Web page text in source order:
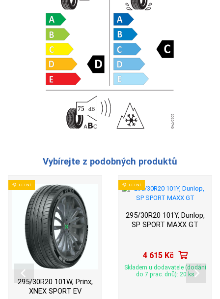
Vybírejte z podobných produktů
LETNÍ
295/30R20 101W, Prinx,
XNEX SPORT EV
LETNÍ
295/30R20 101Y, Dunlop,
SP SPORT MAXX GT
4 615 Kč
Skladem u dodavatele (dodání
do 7 prac. dnů): 20 ks